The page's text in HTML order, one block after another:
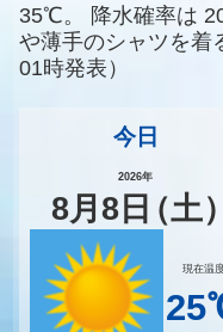
35℃。
降水確率は
や薄手のシャツを着
01時発表）
今日
2026年
8月8 日（土）
現在温